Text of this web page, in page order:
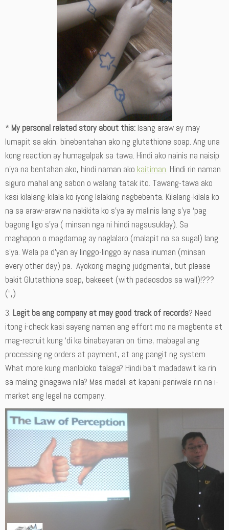
* My personal related story about this: Isang araw ay may
lumapit sa akin, binebentahan ako ng glutathione soap. Ang una
kong reaction ay humagalpak sa tawa. Hindi ako nainis na naisip
n’ya na bentahan ako, hindi naman ako kaitiman. Hindi rin naman
siguro mahal ang sabon o walang tatak ito. Tawang-tawa ako
kasi kilalang-kilala ko iyong lalaking nagbebenta. Kilalang-kilala ko
na sa araw-araw na nakikita ko s’ya ay malinis lang s’ya ‘pag
bagong ligo s’ya ( minsan nga ni hindi nagsusuklay). Sa
maghapon o magdamag ay naglalaro (malapit na sa sugal) lang
s’ya. Wala pa d’yan ay linggo-linggo ay nasa inuman (minsan
every other day) pa. Ayokong maging judgmental, but please
bakit Glutathione soap, bakeeet (with padaosdos sa wall)!???
(“,)
3. Legit ba ang company at may good track of records? Need
itong i-check kasi sayang naman ang effort mo na magbenta at
mag-recruit kung ‘di ka binabayaran on time, mabagal ang
processing ng orders at payment, at ang pangit ng system.
What more kung manloloko talaga? Hindi ba’t madadawit ka rin
sa maling ginagawa nila? Mas madali at kapani-paniwala rin na i-
market ang legal na company.